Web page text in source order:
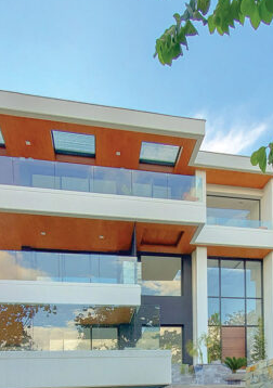
LA CALIDEZ: ACABADOS DORADOS DE FV PARA